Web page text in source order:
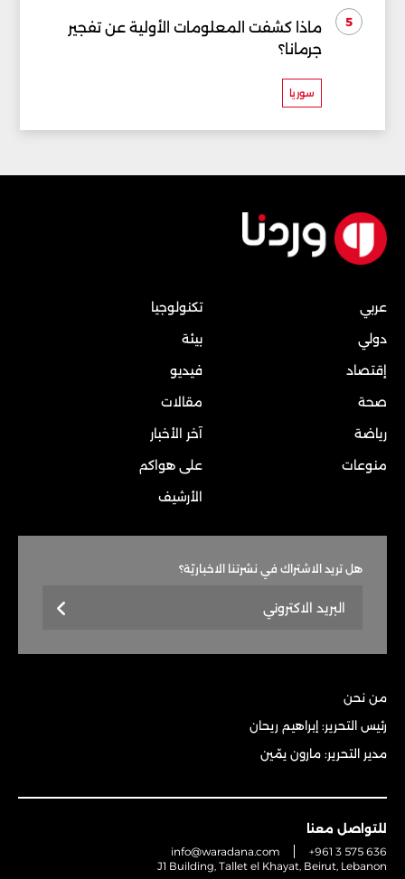
5
ماذا كشفت المعلومات الأولية عن تفجير
جرمانا؟
سوريا
عربي
دولي
إقتصاد
صحة
رياضة
منوعات
تكنولوجيا
بيئة
فيديو
مقالات
آخر الأخبار
على هواكم
الأرشيف
هل تريد الاشتراك في نشرتنا الاخباريّة؟
من نحن
رئيس التحرير: إبراهيم ريحان
مدير التحرير: مارون يمّين
للتواصل معنا
info@waradana.com
+961 3 575 636
J1 Building, Tallet el Khayat, Beirut, Lebanon